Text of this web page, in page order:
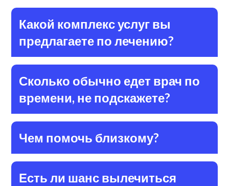
Какой комплекс услуг вы
предлагаете по лечению?
Сколько обычно едет врач по
времени, не подскажете?
Чем помочь близкому?
Есть ли шанс вылечиться